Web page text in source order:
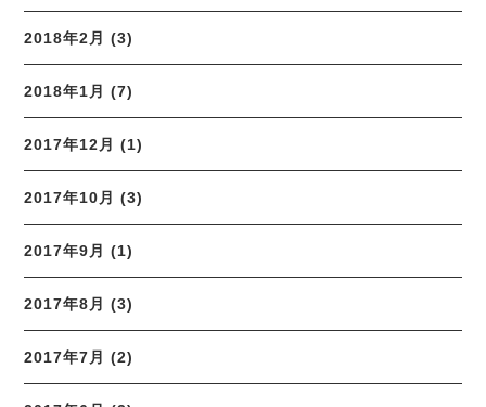
2018年2月 (3)
2018年1月 (7)
2017年12月 (1)
2017年10月 (3)
2017年9月 (1)
2017年8月 (3)
2017年7月 (2)